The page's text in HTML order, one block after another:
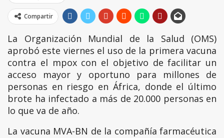
Compartir
La Organización Mundial de la Salud (OMS)
aprobó este viernes el uso de la primera vacuna
contra el mpox con el objetivo de facilitar un
acceso mayor y oportuno para millones de
personas en riesgo en África, donde el último
brote ha infectado a más de 20.000 personas en
lo que va de año.
La vacuna MVA-BN de la compañía farmacéutica